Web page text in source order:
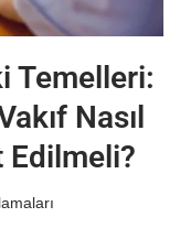
Temelleri:
Nasıl
Edilmeli?